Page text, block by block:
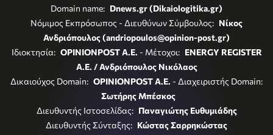
Domain name: Dnews.gr (Dikaiologitika.gr)
Νόμιμος Εκπρόσωπος - Διευθύνων Σύμβουλος: Νίκος
Ανδριόπουλος (andriopoulos@opinion-post.gr)
Ιδιοκτησία: OPINIONPOST A.E. - Μέτοχοι: ENERGY REGISTER
Α.Ε. / Ανδριόπουλος Νικόλαος
Δικαιούχος Domain: OPINIONPOST A.E. - Διαχειριστής Domain:
Σωτήρης Μπέσκος
Διευθυντής Ιστοσελίδας: Παναγιώτης Ευθυμιάδης
Διευθυντής Σύνταξης: Κώστας Σαρρηκώστας